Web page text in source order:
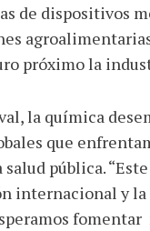
de dispositivos
próximo la
la química
que
salud pública.
internacional y
fomentar